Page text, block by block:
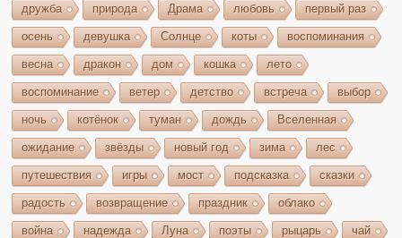
дружба природа Драма любовь первый раз
осень девушка Солнце коты воспоминания
весна дракон дом кошка лето
воспоминание ветер детство встреча выбор
ночь котёнок туман дождь Вселенная
ожидание звёзды новый год зима лес
путешествия игры мост подсказка сказки
радость возвращение праздник облако
война надежда Луна поэты рыцарь чай